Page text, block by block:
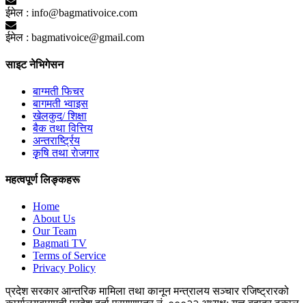
ईमेल : info@bagmativoice.com
ईमेल : bagmativoice@gmail.com
साइट नेभिगेसन
बाग्मती फिचर
बागमती भ्वाइस
खेलकुद/ शिक्षा
बैक तथा वित्तिय
अन्तरार्ष्ट्रिय
कृृषि तथा राेजगार
महत्वपूर्ण लिङ्कहरू
Home
About Us
Our Team
Bagmati TV
Terms of Service
Privacy Policy
प्रदेश सरकारआन्तरिक मामिला तथा कानून मन्त्रालयसञ्चार रजिष्ट्रारको